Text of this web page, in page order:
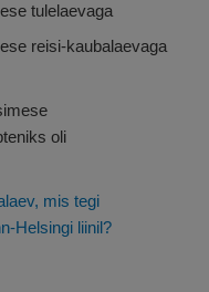
tulelaevaga
reisi-kaubalaevaga
oli
mis tegi
Helsingi liinil?